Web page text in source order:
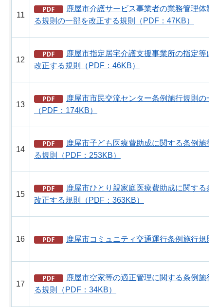
11
鹿屋市介護サービス事業者の業務管理体制
る規則の一部を改正する規則（PDF：47KB）
12
鹿屋市指定居宅介護支援事業所の指定等に
改正する規則（PDF：46KB）
13
鹿屋市市民交流センター条例施行規則の一
（PDF：174KB）
14
鹿屋市子ども医療費助成に関する条例施行
る規則（PDF：253KB）
15
鹿屋市ひとり親家庭医療費助成に関する条
改正する規則（PDF：363KB）
16 鹿屋市コミュニティ交通運行条例施行規則
17
鹿屋市空家等の適正管理に関する条例施行
る規則（PDF：34KB）